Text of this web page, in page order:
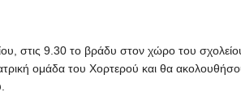
στις 9.30 το βράδυ στον χώρο του
ομάδα του Χορτερού και θα